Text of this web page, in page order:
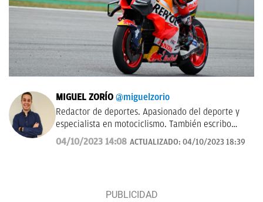
MIGUEL ZORÍO @miguelzorio
Redactor de deportes. Apasionado del deporte y
especialista en motociclismo. También escribo
sobre pádel y NFL.
04/10/2023 14:08 ACTUALIZADO: 04/10/2023 18:39